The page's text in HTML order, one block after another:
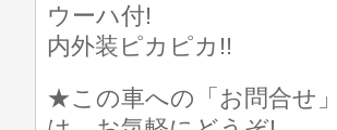
ウーハ付!
内外装ピカピカ!!
★この車への「お問合せ